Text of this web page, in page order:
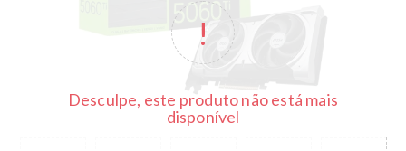
Desculpe, este produto não está mais
disponível